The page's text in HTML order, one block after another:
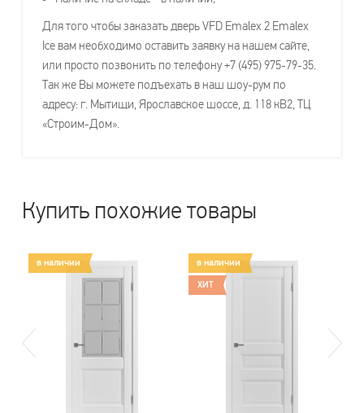
Для того чтобы заказать дверь VFD Emalex 2 Emalex
Ice вам необходимо оставить заявку на нашем сайте,
или просто позвонить по телефону +7 (495) 975-79-35.
Так же Вы можете подъехать в наш шоу-рум по
адресу: г. Мытищи, Ярославское шоссе, д. 118 кВ2, ТЦ
«Строим-Дом».
Купить похожие товары
в наличии в наличии
ХИТ